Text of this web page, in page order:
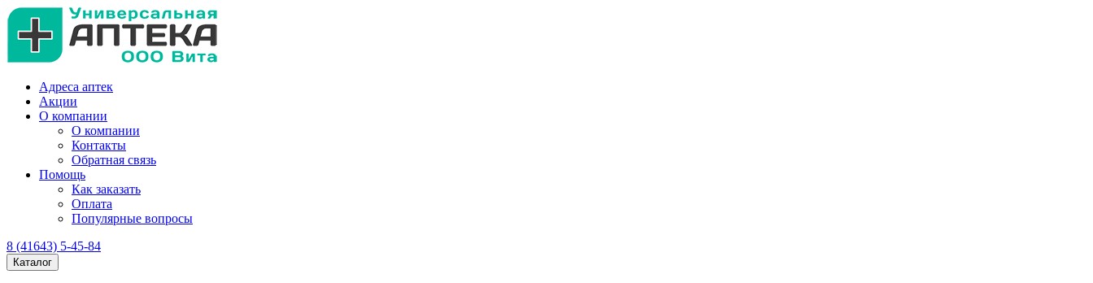
Адреса аптек
Акции
О компании
О компании
Контакты
Обратная связь
Помощь
Как заказать
Оплата
Популярные вопросы
8 (41643) 5-45-84
Каталог